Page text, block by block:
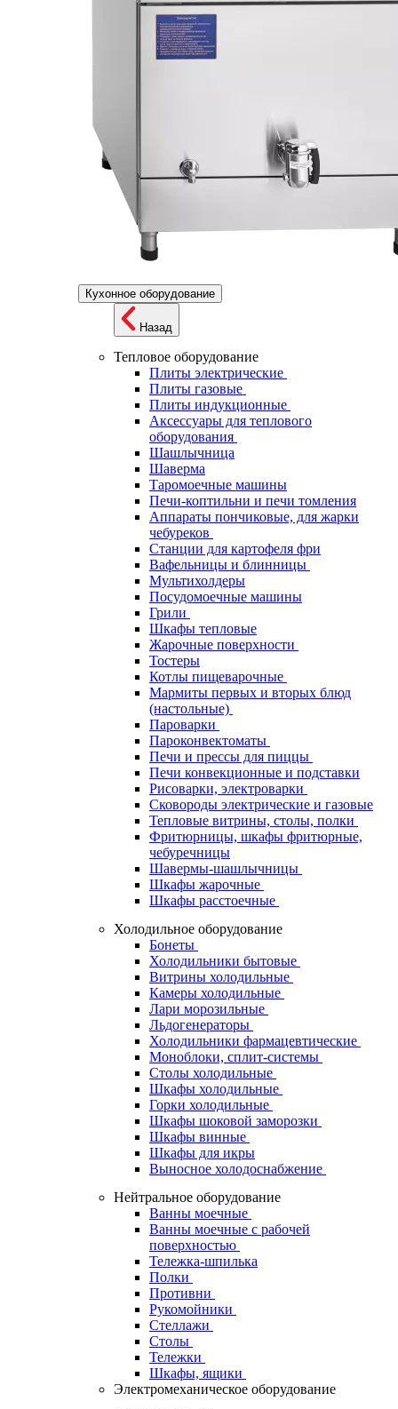
Кухонное оборудование
Назад
Тепловое оборудование
Плиты электрические
Плиты газовые
Плиты индукционные
Аксессуары для теплового
оборудования
Шашлычница
Шаверма
Таромоечные машины
Печи-коптильни и печи томления
Аппараты пончиковые, для жарки
чебуреков
Станции для картофеля фри
Вафельницы и блинницы
Мультихолдеры
Посудомоечные машины
Грили
Шкафы тепловые
Жарочные поверхности
Тостеры
Котлы пищеварочные
Мармиты первых и вторых блюд
(настольные)
Пароварки
Пароконвектоматы
Печи и прессы для пиццы
Печи конвекционные и подставки
Рисоварки, электроварки
Сковороды электрические и газовые
Тепловые витрины, столы, полки
Фритюрницы, шкафы фритюрные,
чебуречницы
Шавермы-шашлычницы
Шкафы жарочные
Шкафы расстоечные
Холодильное оборудование
Бонеты
Холодильники бытовые
Витрины холодильные
Камеры холодильные
Лари морозильные
Льдогенераторы
Холодильники фармацевтические
Моноблоки, сплит-системы
Столы холодильные
Шкафы холодильные
Горки холодильные
Шкафы шоковой заморозки
Шкафы винные
Шкафы для икры
Выносное холодоснабжение
Нейтральное оборудование
Ванны моечные
Ванны моечные с рабочей
поверхностью
Тележка-шпилька
Полки
Противни
Рукомойники
Стеллажи
Столы
Тележки
Шкафы, ящики
Электромеханическое оборудование